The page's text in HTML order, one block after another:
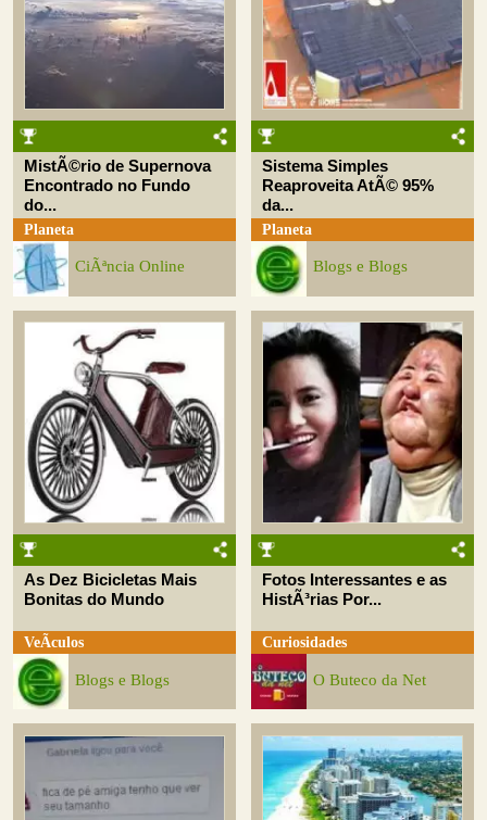
MistÃ©rio de Supernova
Encontrado no Fundo
do...
Planeta
CiÃªncia Online
Sistema Simples
Reaproveita AtÃ© 95%
da...
Planeta
Blogs e Blogs
As Dez Bicicletas Mais
Bonitas do Mundo
VeÃ­culos
Blogs e Blogs
Fotos Interessantes e as
HistÃ³rias Por...
Curiosidades
O Buteco da Net